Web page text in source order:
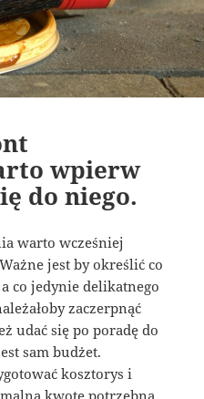
wpierw
do niego.
warto wcześniej
jest by określić co
co jedynie delikatnego
zaczerpnąć
udać się po poradę do
sam budżet.
kosztorys i